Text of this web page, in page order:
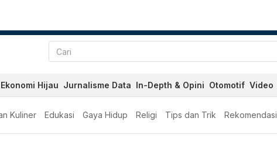
Ekonomi Hijau Jurnalisme Data In-Depth & Opini Otomotif Video
Kuliner Edukasi Gaya Hidup Religi Tips dan Trik Rekomendasi